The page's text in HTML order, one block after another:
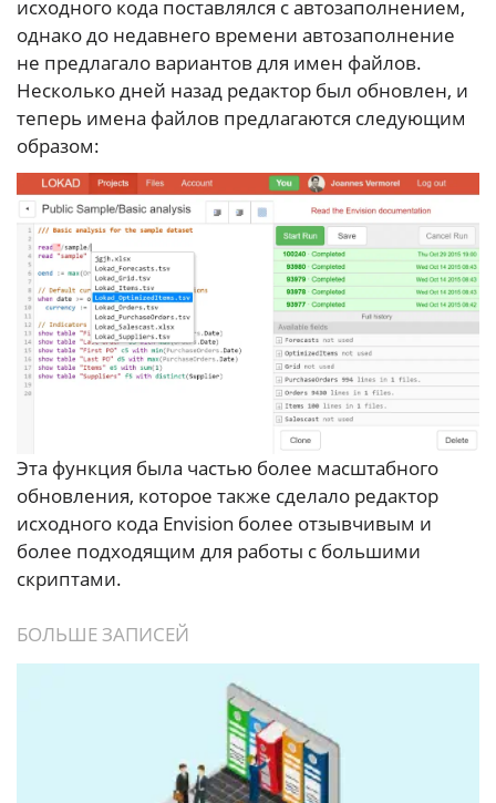
исходного кода поставлялся с автозаполнением,
однако до недавнего времени автозаполнение
не предлагало вариантов для имен файлов.
Несколько дней назад редактор был обновлен, и
теперь имена файлов предлагаются следующим
образом:
Эта функция была частью более масштабного
обновления, которое также сделало редактор
исходного кода Envision более отзывчивым и
более подходящим для работы с большими
скриптами.
БОЛЬШЕ ЗАПИСЕЙ